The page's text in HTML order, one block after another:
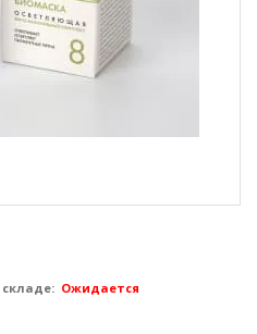
Ожидается